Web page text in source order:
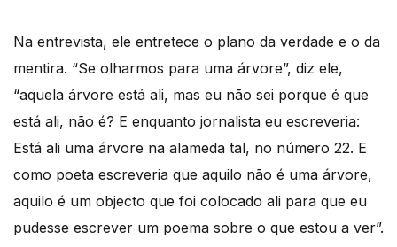
Na entrevista, ele entretece o plano da verdade e o da
mentira. “Se olharmos para uma árvore”, diz ele,
“aquela árvore está ali, mas eu não sei porque é que
está ali, não é? E enquanto jornalista eu escreveria:
Está ali uma árvore na alameda tal, no número 22. E
como poeta escreveria que aquilo não é uma árvore,
aquilo é um objecto que foi colocado ali para que eu
pudesse escrever um poema sobre o que estou a ver”.